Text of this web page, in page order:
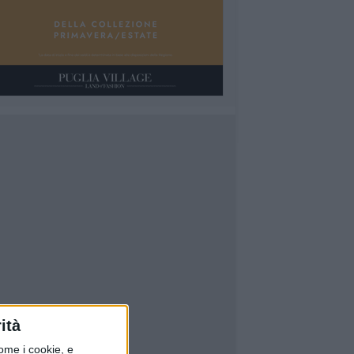
i cookie, e